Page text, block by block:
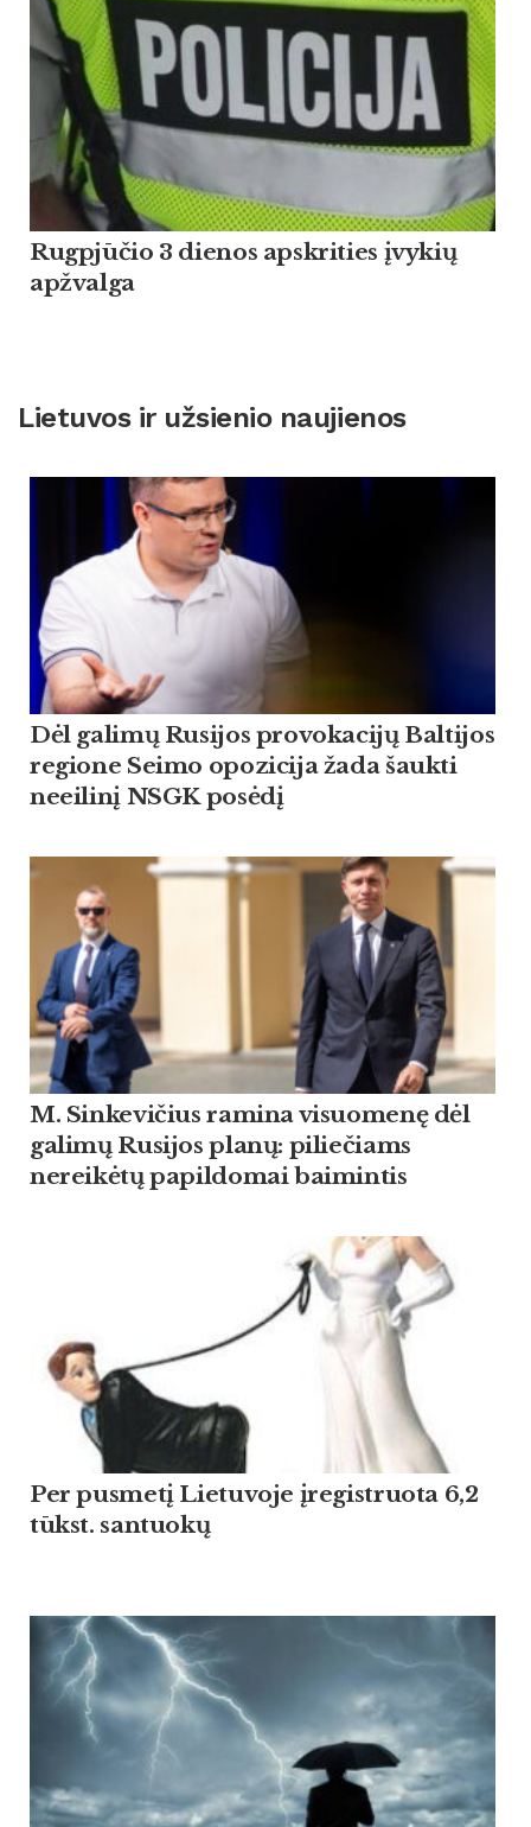
Rugpjūčio 3 dienos apskrities įvykių
apžvalga
Lietuvos ir užsienio naujienos
Dėl galimų Rusijos provokacijų Baltijos
regione Seimo opozicija žada šaukti
neeilinį NSGK posėdį
M. Sinkevičius ramina visuomenę dėl
galimų Rusijos planų: piliečiams
nereikėtų papildomai baimintis
Per pusmetį Lietuvoje įregistruota 6,2
tūkst. santuokų